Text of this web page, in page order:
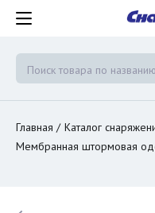
Главная Каталог
Мембранная штормовая